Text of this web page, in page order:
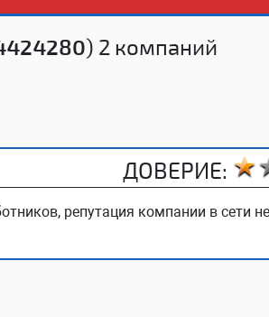
) 2 компаний
ДОВЕРИЕ:
репутация компании в сети